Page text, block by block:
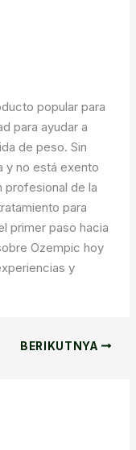
popular para
para ayudar a
de peso. Sin
y no está exento
profesional de la
para
primer paso hacia
Ozempic hoy
y
BERIKUTNYA